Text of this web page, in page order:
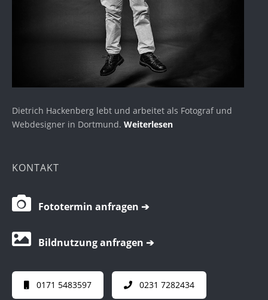
Dietrich Hackenberg lebt und arbeitet als Fotograf und
Webdesigner in Dortmund. Weiterlesen
KONTAKT
Fototermin anfragen ➔
Bildnutzung anfragen ➔
0171 5483597 0231 7282434